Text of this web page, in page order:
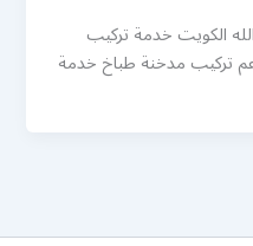
الكويت خدمة تركيب
تركيب مدخنة طباخ خدمة